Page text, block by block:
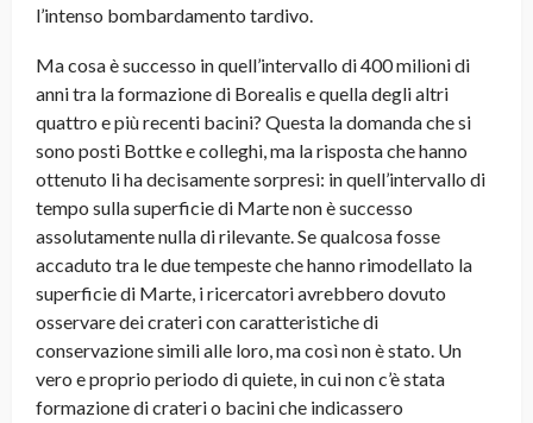
l’intenso bombardamento tardivo.
Ma cosa è successo in quell’intervallo di 400 milioni di
anni tra la formazione di Borealis e quella degli altri
quattro e più recenti bacini? Questa la domanda che si
sono posti Bottke e colleghi, ma la risposta che hanno
ottenuto li ha decisamente sorpresi: in quell’intervallo di
tempo sulla superficie di Marte non è successo
assolutamente nulla di rilevante. Se qualcosa fosse
accaduto tra le due tempeste che hanno rimodellato la
superficie di Marte, i ricercatori avrebbero dovuto
osservare dei crateri con caratteristiche di
conservazione simili alle loro, ma così non è stato. Un
vero e proprio periodo di quiete, in cui non c’è stata
formazione di crateri o bacini che indicassero